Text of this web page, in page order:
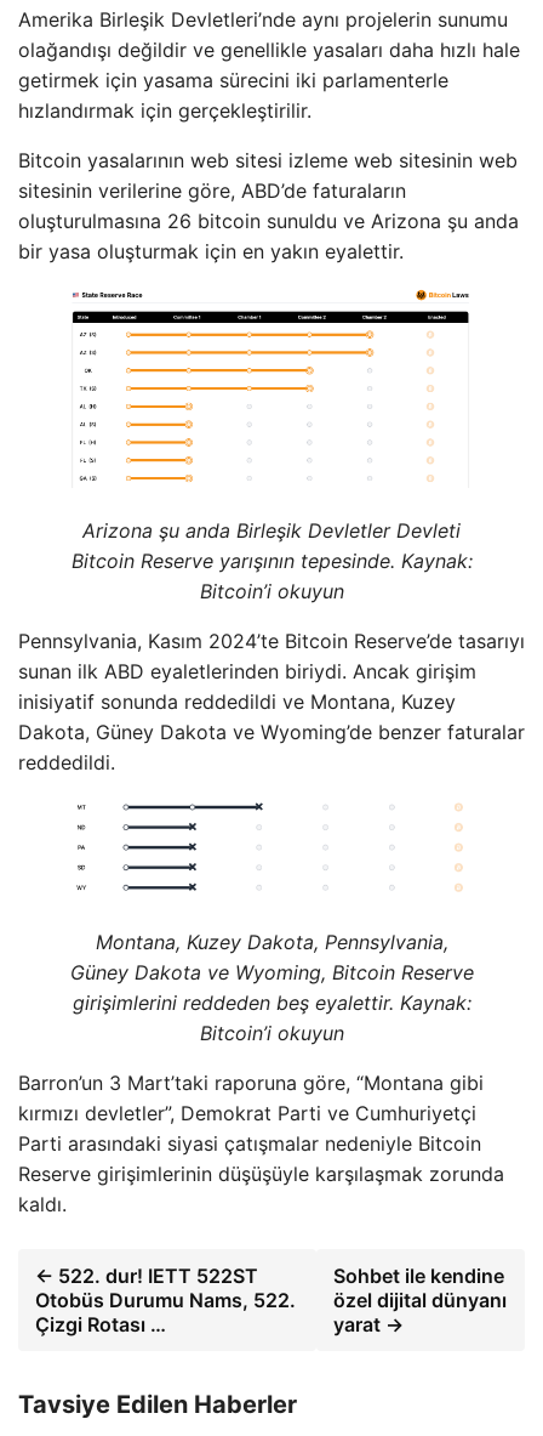
Amerika Birleşik Devletleri’nde aynı projelerin sunumu
olağandışı değildir ve genellikle yasaları daha hızlı hale
getirmek için yasama sürecini iki parlamenterle
hızlandırmak için gerçekleştirilir.
Bitcoin yasalarının web sitesi izleme web sitesinin web
sitesinin verilerine göre, ABD’de faturaların
oluşturulmasına 26 bitcoin sunuldu ve Arizona şu anda
bir yasa oluşturmak için en yakın eyalettir.
Arizona şu anda Birleşik Devletler Devleti
Bitcoin Reserve yarışının tepesinde. Kaynak:
Bitcoin’i okuyun
Pennsylvania, Kasım 2024’te Bitcoin Reserve’de tasarıyı
sunan ilk ABD eyaletlerinden biriydi. Ancak girişim
inisiyatif sonunda reddedildi ve Montana, Kuzey
Dakota, Güney Dakota ve Wyoming’de benzer faturalar
reddedildi.
Montana, Kuzey Dakota, Pennsylvania,
Güney Dakota ve Wyoming, Bitcoin Reserve
girişimlerini reddeden beş eyalettir. Kaynak:
Bitcoin’i okuyun
Barron’un 3 Mart’taki raporuna göre, “Montana gibi
kırmızı devletler”, Demokrat Parti ve Cumhuriyetçi
Parti arasındaki siyasi çatışmalar nedeniyle Bitcoin
Reserve girişimlerinin düşüşüyle ​​karşılaşmak zorunda
kaldı.
← 522. dur! IETT 522ST
Otobüs Durumu Nams, 522.
Çizgi Rotası …
Sohbet ile kendine
özel dijital dünyanı
yarat →
Tavsiye Edilen Haberler